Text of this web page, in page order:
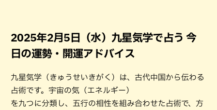
2025年2月5日（水）九星気学で占う 今
日の運勢・開運アドバイス
九星気学（きゅうせいきがく）は、古代中国から伝わる
占術です。宇宙の気（エネルギー）
を九つに分類し、五行の相性を組み合わせた占術で、方